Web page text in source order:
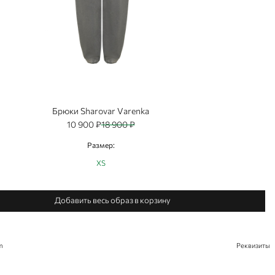
Брюки Sharovar Varenka
10 900 ₽18 900 ₽
Размер:
XS
Добавить весь образ в корзину
Реквизиты